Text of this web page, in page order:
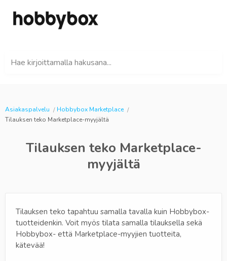
Hae kirjoittamalla hakusana...
Asiakaspalvelu
Hobbybox Marketplace
Tilauksen teko Marketplace-myyjältä
Tilauksen teko Marketplace-
myyjältä
Tilauksen teko tapahtuu samalla tavalla kuin Hobbybox-
tuotteidenkin. Voit myös tilata samalla tilauksella sekä
Hobbybox- että Marketplace-myyjien tuotteita,
kätevää!